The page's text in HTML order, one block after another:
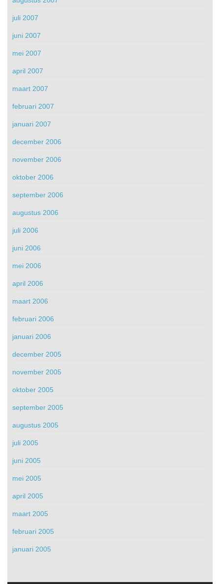
juli 2007
juni 2007
mei 2007
april 2007
maart 2007
februari 2007
januari 2007
december 2006
november 2006
oktober 2006
september 2006
augustus 2006
juli 2006
juni 2006
mei 2006
april 2006
maart 2006
februari 2006
januari 2006
december 2005
november 2005
oktober 2005
september 2005
augustus 2005
juli 2005
juni 2005
mei 2005
april 2005
maart 2005
februari 2005
januari 2005